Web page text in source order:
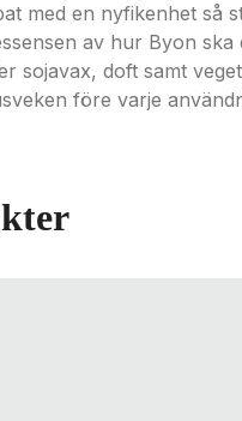
med en nyfikenhet så
av hur Byon
sojavax, doft samt
före varje